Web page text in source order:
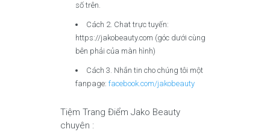
số trên.
Cách 2. Chat trực tuyến:
https://jakobeauty.com (góc dưới cùng
bên phải của màn hình)
Cách 3. Nhắn tin cho chúng tôi một
fanpage: facebook.com/jakobeauty
Tiệm Trang Điểm Jako Beauty
chuyên :